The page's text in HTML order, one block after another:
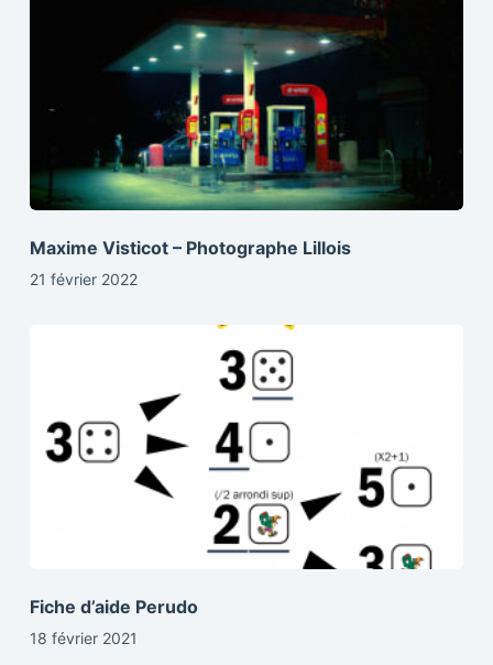
Maxime Visticot – Photographe Lillois
21 février 2022
Fiche d’aide Perudo
18 février 2021